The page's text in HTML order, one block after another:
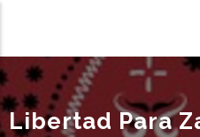
main
content
Libertad Para